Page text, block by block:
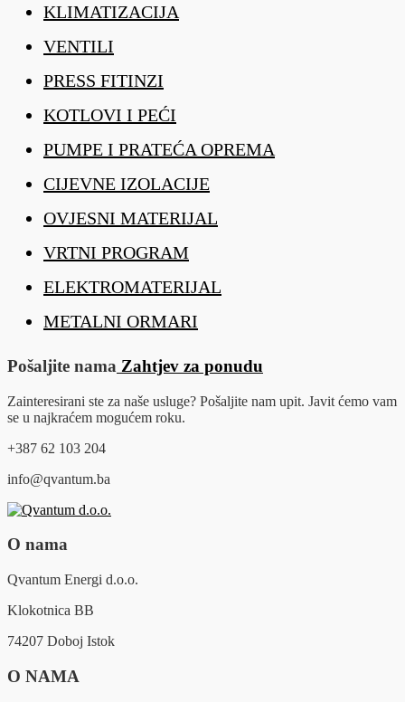
KLIMATIZACIJA
VENTILI
PRESS FITINZI
KOTLOVI I PEĆI
PUMPE I PRATEĆA OPREMA
CIJEVNE IZOLACIJE
OVJESNI MATERIJAL
VRTNI PROGRAM
ELEKTROMATERIJAL
METALNI ORMARI
Pošaljite nama Zahtjev za ponudu
Zainteresirani ste za naše usluge? Pošaljite nam upit. Javit ćemo vam
se u najkraćem mogućem roku.
+387 62 103 204
info@qvantum.ba
O nama
Qvantum Energi d.o.o.
Klokotnica BB
74207 Doboj Istok
O NAMA